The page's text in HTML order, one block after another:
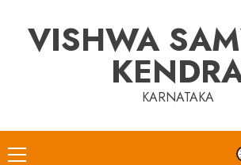
contentVISHWA
KARNATAKA
Primary